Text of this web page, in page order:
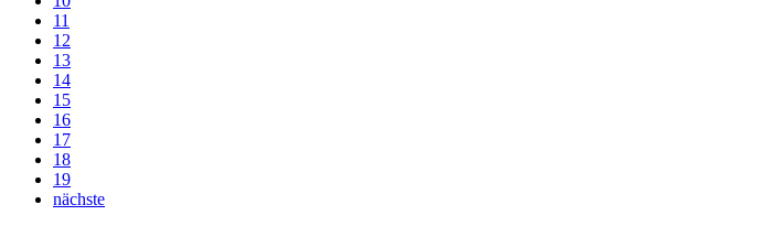
11
12
13
14
15
16
17
18
19
nächste